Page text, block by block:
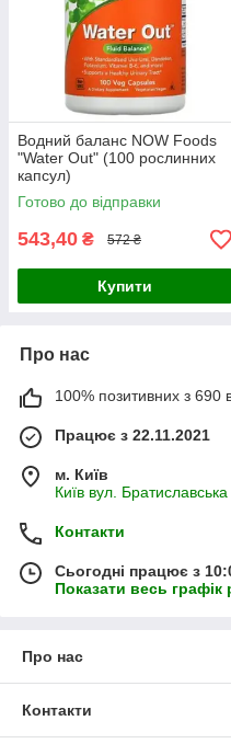
Водний баланс NOW Foods
"Water Out" (100 рослинних
капсул)
Готово до відправки
543,40 ₴ 572 ₴
Купити
Про нас
100% позитивних з 690
Працює з 22.11.2021
м. Київ
Київ вул.
Контакти
Сьогодні працює з
Показати весь графік
Про нас
Контакти